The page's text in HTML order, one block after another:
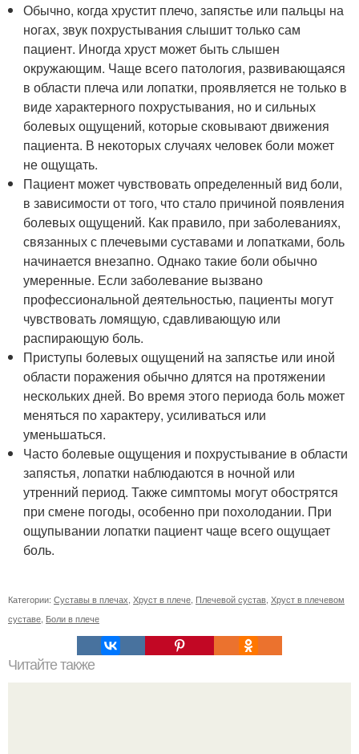
Обычно, когда хрустит плечо, запястье или пальцы на
ногах, звук похрустывания слышит только сам
пациент. Иногда хруст может быть слышен
окружающим. Чаще всего патология, развивающаяся
в области плеча или лопатки, проявляется не только в
виде характерного похрустывания, но и сильных
болевых ощущений, которые сковывают движения
пациента. В некоторых случаях человек боли может
не ощущать.
Пациент может чувствовать определенный вид боли,
в зависимости от того, что стало причиной появления
болевых ощущений. Как правило, при заболеваниях,
связанных с плечевыми суставами и лопатками, боль
начинается внезапно. Однако такие боли обычно
умеренные. Если заболевание вызвано
профессиональной деятельностью, пациенты могут
чувствовать ломящую, сдавливающую или
распирающую боль.
Приступы болевых ощущений на запястье или иной
области поражения обычно длятся на протяжении
нескольких дней. Во время этого периода боль может
меняться по характеру, усиливаться или
уменьшаться.
Часто болевые ощущения и похрустывание в области
запястья, лопатки наблюдаются в ночной или
утренний период. Также симптомы могут обострятся
при смене погоды, особенно при похолодании. При
ощупывании лопатки пациент чаще всего ощущает
боль.
Категории: Суставы в плечах, Хруст в плече, Плечевой сустав, Хруст в плечевом
суставе, Боли в плече
Читайте также